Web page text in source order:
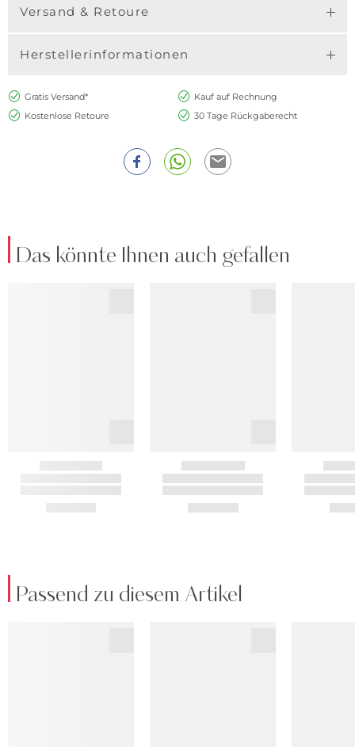
Versand & Retoure
Herstellerinformationen
Gratis Versand*
Kauf auf Rechnung
Kostenlose Retoure
30 Tage Rückgaberecht
Das könnte Ihnen auch gefallen
Passend zu diesem Artikel